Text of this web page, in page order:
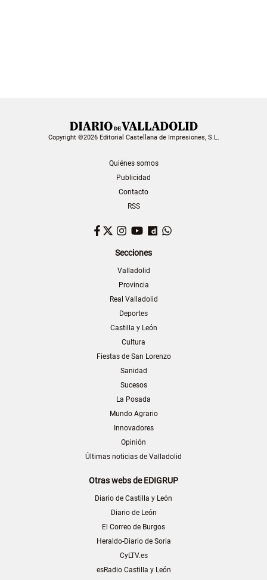
Copyright ©2026 Editorial Castellana de Impresiones, S.L.
Quiénes somos
Publicidad
Contacto
RSS
Facebook
TwitterInstagram
YouTubeDailymotion
Secciones
Valladolid
Provincia
Real Valladolid
Deportes
Castilla y León
Cultura
Fiestas de San Lorenzo
Sanidad
Sucesos
La Posada
Mundo Agrario
Innovadores
Opinión
Últimas noticias de Valladolid
Otras webs de EDIGRUP
Diario de Castilla y León
Diario de León
El Correo de Burgos
Heraldo-Diario de Soria
CyLTV.es
esRadio Castilla y León